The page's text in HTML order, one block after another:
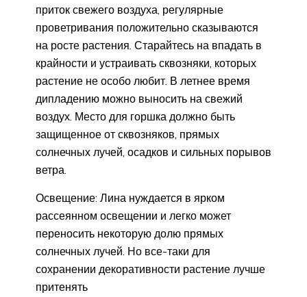
приток свежего воздуха, регулярные
проветривания положительно сказываются
на росте растения. Старайтесь на впадать в
крайности и устраивать сквозняки, которых
растение не особо любит. В летнее время
дипладению можно выносить на свежий
воздух. Место для горшка должно быть
защищенное от сквозняков, прямых
солнечных лучей, осадков и сильных порывов
ветра.
Освещение: Лина нуждается в ярком
рассеянном освещении и легко может
переносить некоторую долю прямых
солнечных лучей. Но все-таки для
сохранении декоративности растение лучше
притенять